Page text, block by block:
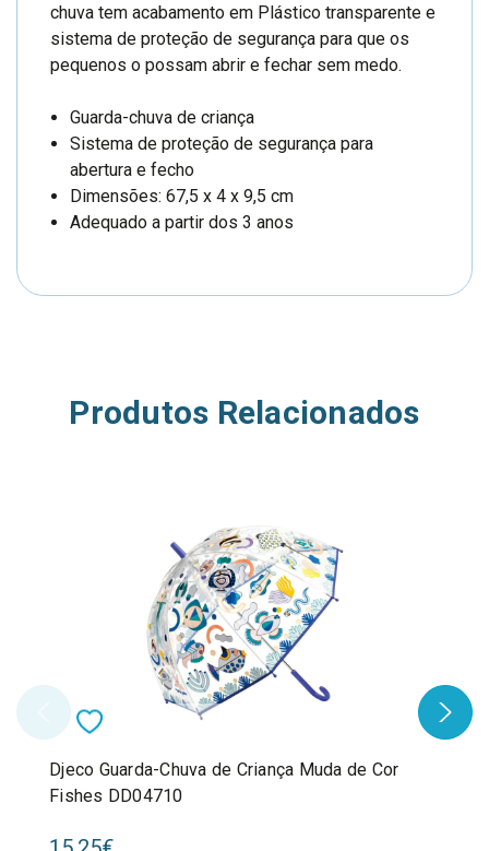
chuva tem acabamento em Plástico transparente e
sistema de proteção de segurança para que os
pequenos o possam abrir e fechar sem medo.
Guarda-chuva de criança
Sistema de proteção de segurança para
abertura e fecho
Dimensões: 67,5 x 4 x 9,5 cm
Adequado a partir dos 3 anos
Produtos Relacionados
Djeco Guarda-Chuva de Criança Muda de Cor
Fishes DD04710